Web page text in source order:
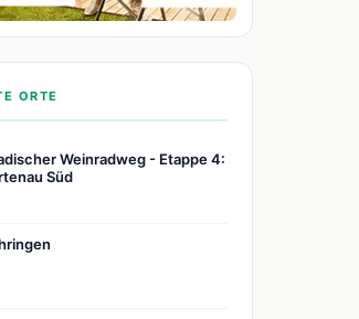
ORTE
Weinradweg - Etappe 4:
Süd